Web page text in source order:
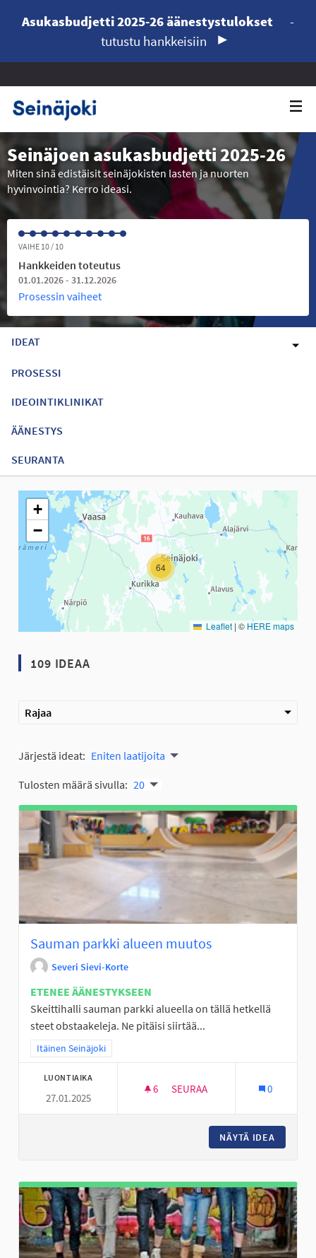
Asukasbudjetti 2025-26 äänestystulokset
-
tutustu hankkeisiin
Seinäjoen asukasbudjetti 2025-26
Miten sinä edistäisit seinäjokisten lasten ja nuorten
hyvinvointia? Kerro ideasi.
VAIHE 10 / 10
Hankkeiden toteutus
01.01.2026 - 31.12.2026
Prosessin vaiheet
IDEAT
PROSESSI
IDEOINTIKLINIKAT
ÄÄNESTYS
SEURANTA
Seuraavassa elementissä on kartta, joka esittää tämän
64
+
−
Leaflet | © HERE maps
109 IDEAA
Rajaa
Järjestä ideat: Eniten laatijoita
Tulosten määrä sivulla: 20
Sauman parkki alueen muutos
Severi Sievi-Korte
ETENEE ÄÄNESTYKSEEN
Skeittihalli sauman parkki alueella on tällä hetkellä
steet obstaakeleja. Ne pitäisi siirtää...
Rajaa tulokset teeman mukaan: Itäinen Seinäjoki
Itäinen Seinäjoki
LUONTIAIKA
27.01.2025
6 6 SEURAAJAA
SEURAA 0
NÄYTÄ IDEA